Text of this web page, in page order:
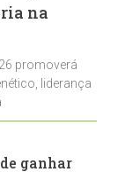
na
promoverá
liderança
ganhar